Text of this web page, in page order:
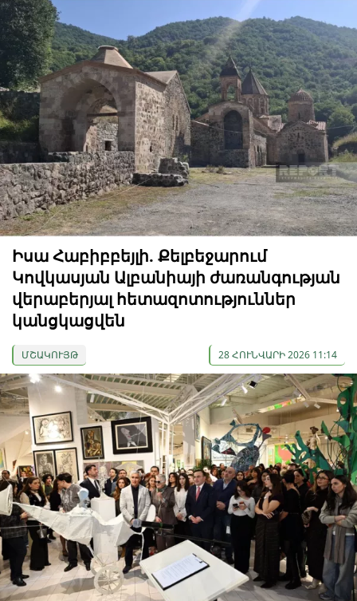
Իսա Հաբիբբեյլի. Քելբեջարում
Կովկասյան Ալբանիայի ժառանգության
վերաբերյալ հետազոտություններ
կանցկացվեն
ՄՇԱԿՈՒՅԹ 28 ՀՈՒՆՎԱՐԻ 2026 11:14